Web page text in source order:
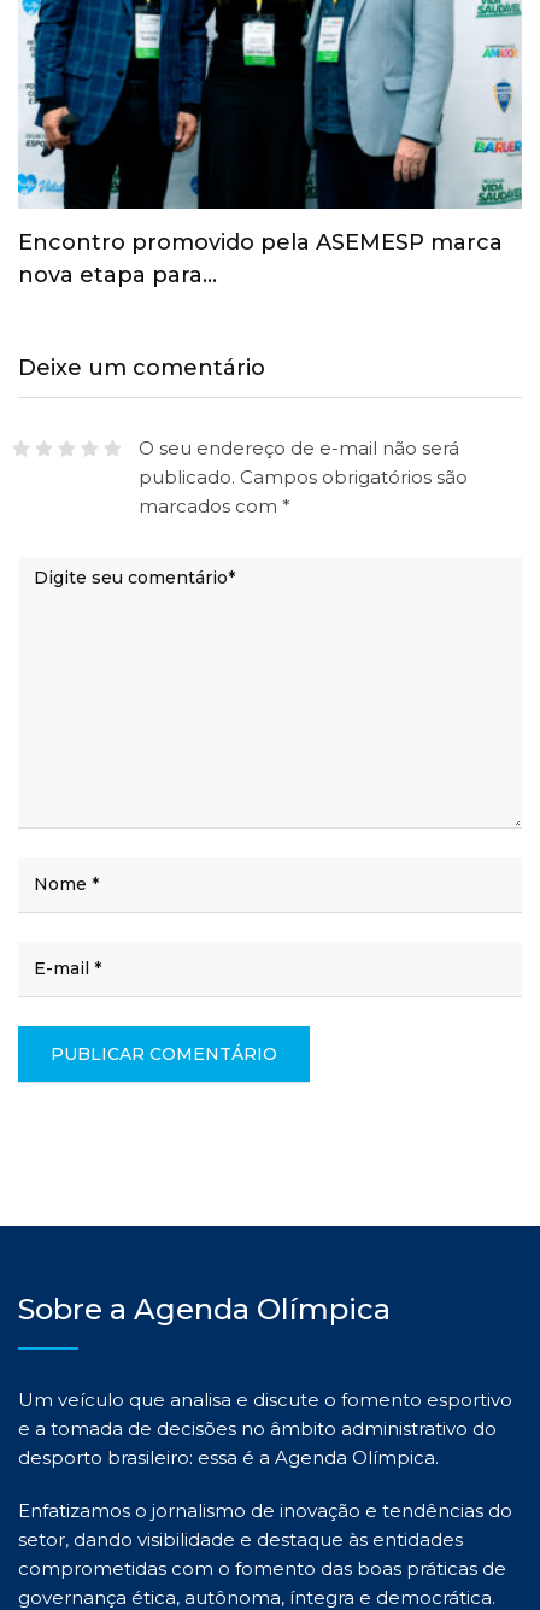
Esporte ganha espaço na agenda
econômica e mobiliza…
Deixe um comentário
O seu endereço de e-mail não será
publicado. Campos obrigatórios são
marcados com *
Sobre a Agenda Olímpica
Um veículo que analisa e discute o fomento esportivo
e a tomada de decisões no âmbito administrativo do
desporto brasileiro: essa é a Agenda Olímpica.
Enfatizamos o jornalismo de inovação e tendências do
setor, dando visibilidade e destaque às entidades
comprometidas com o fomento das boas práticas de
governança ética, autônoma, íntegra e democrática.